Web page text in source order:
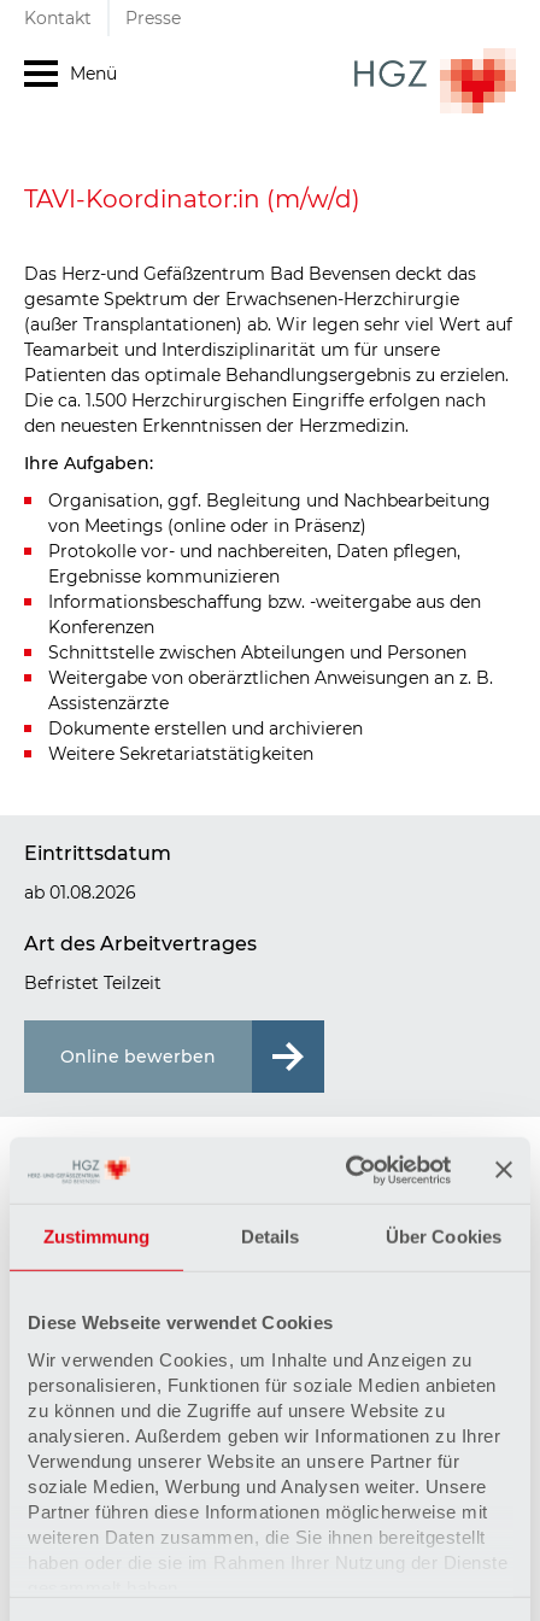
Zustimmung Details Über Cookies
Diese Webseite verwendet Cookies
Wir verwenden Cookies, um Inhalte und Anzeigen zu
personalisieren, Funktionen für soziale Medien anbieten
zu können und die Zugriffe auf unsere Website zu
analysieren. Außerdem geben wir Informationen zu Ihrer
Verwendung unserer Website an unsere Partner für
soziale Medien, Werbung und Analysen weiter. Unsere
Partner führen diese Informationen möglicherweise mit
weiteren Daten zusammen, die Sie ihnen bereitgestellt
haben oder die sie im Rahmen Ihrer Nutzung der Dienste
Kontakt Presse
Menü
TAVI-Koordinator:in (m/w/d)
Das Herz-und Gefäßzentrum Bad Bevensen deckt das
gesamte Spektrum der Erwachsenen-Herzchirurgie
(außer Transplantationen) ab. Wir legen sehr viel Wert auf
Teamarbeit und Interdisziplinarität um für unsere
Patienten das optimale Behandlungsergebnis zu erzielen.
Die ca. 1.500 Herzchirurgischen Eingriffe erfolgen nach
den neuesten Erkenntnissen der Herzmedizin.
Ihre Aufgaben:
Organisation, ggf. Begleitung und Nachbearbeitung
von Meetings (online oder in Präsenz)
Protokolle vor- und nachbereiten, Daten pflegen,
Ergebnisse kommunizieren
Informationsbeschaffung bzw. -weitergabe aus den
Konferenzen
Schnittstelle zwischen Abteilungen und Personen
Weitergabe von oberärztlichen Anweisungen an z. B.
Assistenzärzte
Dokumente erstellen und archivieren
Weitere Sekretariatstätigkeiten
Eintrittsdatum
ab 01.08.2026
Art des Arbeitvertrages
Befristet Teilzeit
Online bewerben
Ihr Profil
Gesundheits- und Krankenpfleger/in bzw.
vergleichbarer Abschluss
der Kardiologie und Herzchirurgie
Einstellung
Sicherer Umgang mit MS Office und Freude an
Kommunikation
Das bieten wir Ihnen
strukturierte Einarbeitung in einem fachlich versierten
Team, das sich auf Unterstützung freut